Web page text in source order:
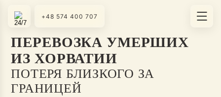
ПЕРЕВОЗКА УМЕРШИХ
ИЗ ХОРВАТИИ
ПОТЕРЯ БЛИЗКОГО ЗА
ГРАНИЦЕЙ
+48 574 400 707